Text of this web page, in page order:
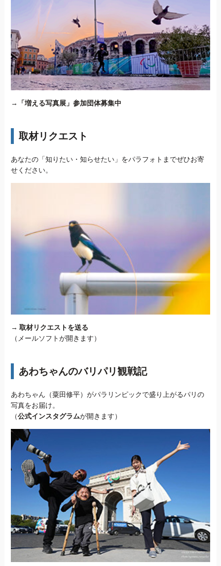
→ 「増える写真展」参加団体募集中
取材リクエスト
あなたの「知りたい・知らせたい」をパラフォトまでぜひお寄
せください。
→ 取材リクエストを送る
（メールソフトが開きます）
あわちゃんのバリパリ観戦記
あわちゃん（粟田修平）がパラリンピックで盛り上がるパリの
写真をお届け。
（公式インスタグラムが開きます）